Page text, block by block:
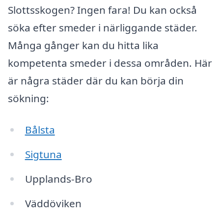
Slottsskogen? Ingen fara! Du kan också
söka efter smeder i närliggande städer.
Många gånger kan du hitta lika
kompetenta smeder i dessa områden. Här
är några städer där du kan börja din
sökning:
Bålsta
Sigtuna
Upplands-Bro
Väddöviken